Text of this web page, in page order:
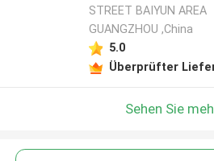
STREET BAIYUN AREA
GUANGZHOU ,China
5.0
Überprüfter
Sehen Sie